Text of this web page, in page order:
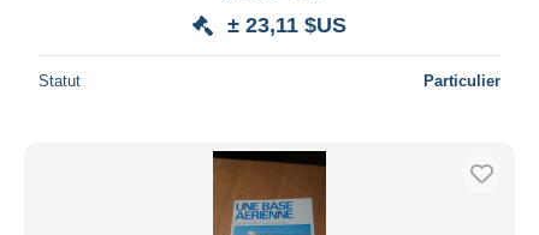
± 23,11 $US
Statut Particulier